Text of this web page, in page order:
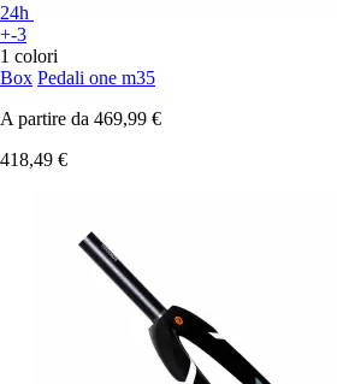
24h
+-3
1 colori
Box Pedali one m35
A partire da 469,99 €
418,49 €